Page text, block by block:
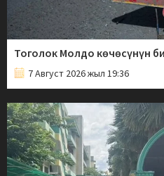
Тоголок Молдо көчөсүнүн
7 Август 2026 жыл 19:36